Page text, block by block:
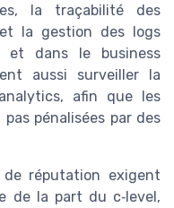
la traçabilité des
la gestion des logs
et dans le business
aussi surveiller la
afin que les
pénalisées par des
réputation exigent
de la part du c‑level,